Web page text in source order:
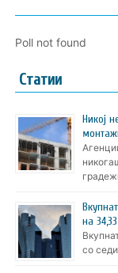
Poll not found
Статии
Никој
на
со